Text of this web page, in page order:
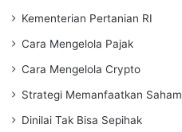
Kementerian Pertanian RI
Cara Mengelola Pajak
Cara Mengelola Crypto
Strategi Memanfaatkan Saham
Dinilai Tak Bisa Sepihak